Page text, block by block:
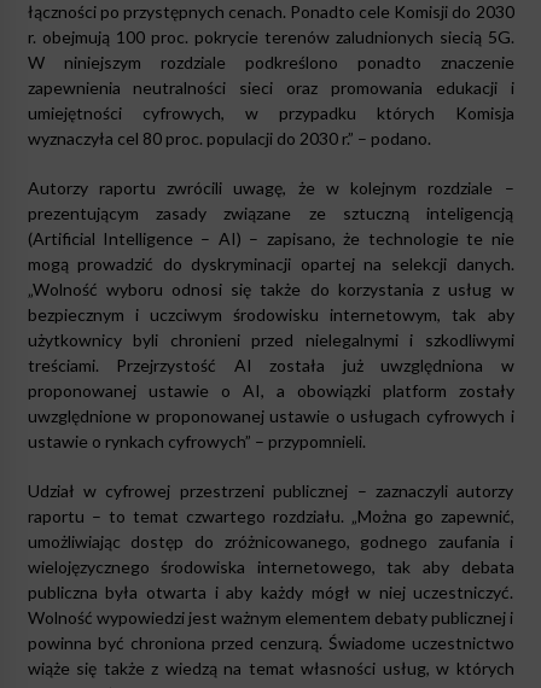
łączności po przystępnych cenach. Ponadto cele Komisji do 2030
r. obejmują 100 proc. pokrycie terenów zaludnionych siecią 5G.
W niniejszym rozdziale podkreślono ponadto znaczenie
zapewnienia neutralności sieci oraz promowania edukacji i
umiejętności cyfrowych, w przypadku których Komisja
wyznaczyła cel 80 proc. populacji do 2030 r.” – podano.
Autorzy raportu zwrócili uwagę, że w kolejnym rozdziale –
prezentującym zasady związane ze sztuczną inteligencją
(Artificial Intelligence – AI) – zapisano, że technologie te nie
mogą prowadzić do dyskryminacji opartej na selekcji danych.
„Wolność wyboru odnosi się także do korzystania z usług w
bezpiecznym i uczciwym środowisku internetowym, tak aby
użytkownicy byli chronieni przed nielegalnymi i szkodliwymi
treściami. Przejrzystość AI została już uwzględniona w
proponowanej ustawie o AI, a obowiązki platform zostały
uwzględnione w proponowanej ustawie o usługach cyfrowych i
ustawie o rynkach cyfrowych” – przypomnieli.
Udział w cyfrowej przestrzeni publicznej – zaznaczyli autorzy
raportu – to temat czwartego rozdziału. „Można go zapewnić,
umożliwiając dostęp do zróżnicowanego, godnego zaufania i
wielojęzycznego środowiska internetowego, tak aby debata
publiczna była otwarta i aby każdy mógł w niej uczestniczyć.
Wolność wypowiedzi jest ważnym elementem debaty publicznej i
powinna być chroniona przed cenzurą. Świadome uczestnictwo
wiąże się także z wiedzą na temat własności usług, w których